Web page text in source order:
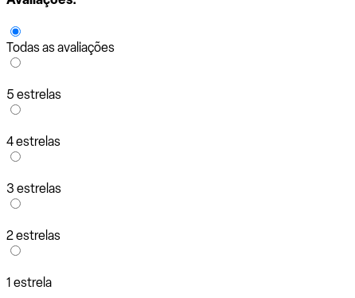
Todas as avaliações
5 estrelas
4 estrelas
3 estrelas
2 estrelas
1 estrela